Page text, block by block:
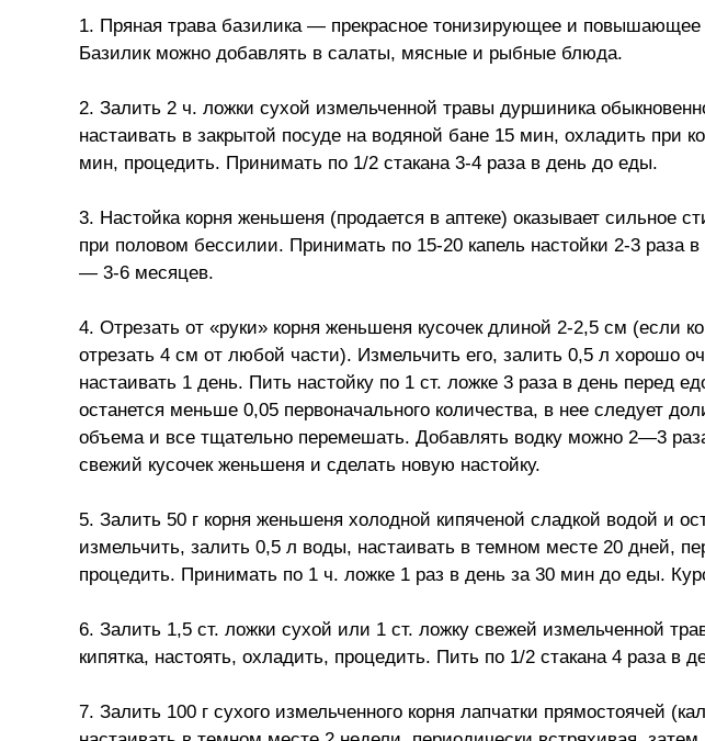
1. Пряная трава базилика — прекрасное тонизирующее и повышающее
Базилик можно добавлять в салаты, мясные и рыбные блюда.
2. Залить 2 ч. ложки сухой измельченной травы дуршиника
настаивать в закрытой посуде на водяной бане 15 мин, охладить при
мин, процедить. Принимать по 1/2 стакана 3-4 раза в день до еды.
3. Настойка корня женьшеня (продается в аптеке) оказывает сильное
при половом бессилии. Принимать по 15-20 капель настойки 2-3 раза
— 3-6 месяцев.
4. Отрезать от «руки» корня женьшеня кусочек длиной 2-2,5 см (если
отрезать 4 см от любой части). Измельчить его, залить 0,5 л хорошо
настаивать 1 день. Пить настойку по 1 ст. ложке 3 раза в день перед
останется меньше 0,05 первоначального количества, в нее следует
объема и все тщательно перемешать. Добавлять водку можно 2—3
свежий кусочек женьшеня и сделать новую настойку.
5. Залить 50 г корня женьшеня холодной кипяченой сладкой водой и
измельчить, залить 0,5 л воды, настаивать в темном месте 20 дней,
процедить. Принимать по 1 ч. ложке 1 раз в день за 30 мин до еды.
6. Залить 1,5 ст. ложки сухой или 1 ст. ложку свежей измельченной
кипятка, настоять, охладить, процедить. Пить по 1/2 стакана 4 раза в
7. Залить 100 г сухого измельченного корня лапчатки прямостоячей